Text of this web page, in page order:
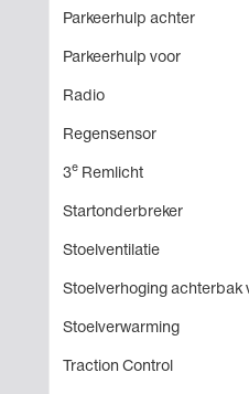
Parkeerhulp achter
Parkeerhulp voor
Radio
Regensensor
3e Remlicht
Startonderbreker
Stoelventilatie
Stoelverhoging achterbak
Stoelverwarming
Traction Control